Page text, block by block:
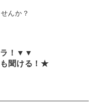
んか？
ラ！▼▼
聞ける！★